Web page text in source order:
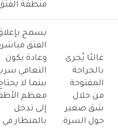
منطقة
غالبًا يُجرى
بالجراحة
المفتوحة
من خلال
شق صغير
حول السرة.
يسمح
الفتق
وعادة يكون
التعافي
بينما لا
معظم
إلى تدخل
بالمنظار في